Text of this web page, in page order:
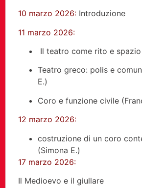
10 marzo 2026: Introduzione
11 marzo 2026:
Il teatro come rito e
Teatro greco: polis e
E.)
Coro e funzione civile
12 marzo 2026:
costruzione di un coro
(Simona E.)
17 marzo 2026:
Il Medioevo e il giullare